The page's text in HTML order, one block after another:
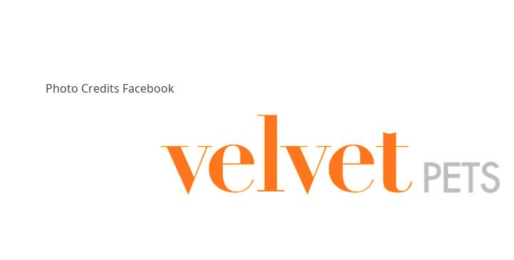
Photo Credits Facebook